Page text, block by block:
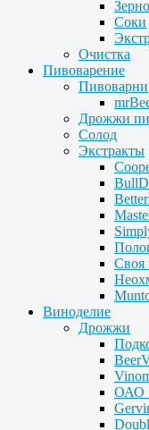
Зерно
Соки
Очистка
Пивоварение
Пивоварни
Дрожжи
Солод
Экстракты
Своя
Виноделие
Дрожжи
ОАО